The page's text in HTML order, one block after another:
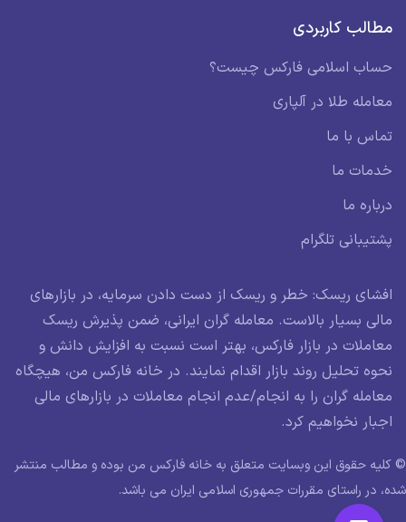
مطالب کاربردی
حساب اسلامی فارکس چیست؟
معامله طلا در آلپاری
تماس با ما
خدمات ما
درباره ما
پشتیبانی تلگرام
افشای ریسک: خطر و ریسک از دست دادن سرمایه، در بازارهای
مالی بسیار بالاست. معامله گران ایرانی، ضمن پذیرش ریسک
معاملات در بازار فارکس، بهتر است نسبت به افزایش دانش و
نحوه تحلیل روند بازار اقدام نمایند. در خانه فارکس من، هیچگاه
معامله گران را به انجام/عدم انجام معاملات در بازارهای مالی
اجبار نخواهیم کرد.
© کلیه حقوق این وبسایت متعلق به خانه فارکس من بوده و مطالب منتشر
شده، در راستای مقررات جمهوری اسلامی ایران می باشد.